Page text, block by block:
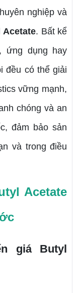
nghiệp và
Acetate. Bất kể
ứng dụng hay
đều có thể giải
vững mạnh,
chóng và an
đảm bảo sản
và trong điều
Acetate
giá Butyl